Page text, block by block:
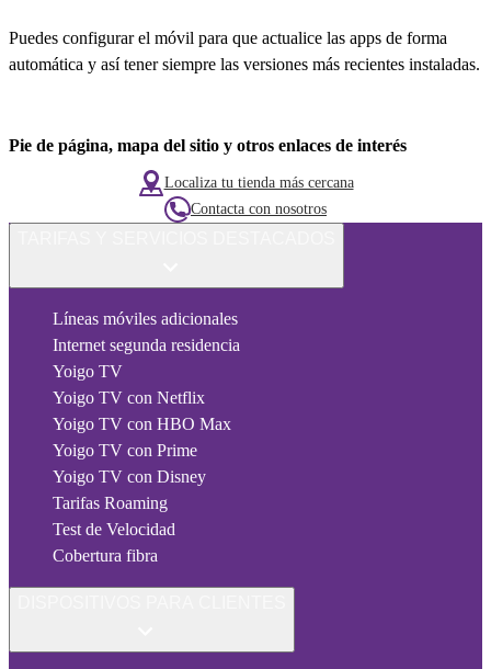
Puedes configurar el móvil para que actualice las apps de forma
automática y así tener siempre las versiones más recientes instaladas.
Pie de página, mapa del sitio y otros enlaces de interés
Localiza tu tienda más cercana
Contacta con nosotros
Líneas móviles adicionales
Internet segunda residencia
Yoigo TV
Yoigo TV con Netflix
Yoigo TV con HBO Max
Yoigo TV con Prime
Yoigo TV con Disney
Tarifas Roaming
Test de Velocidad
Cobertura fibra